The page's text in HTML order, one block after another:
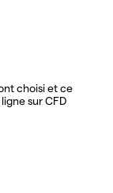
choisi et ce
sur CFD